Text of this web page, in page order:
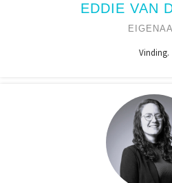
EDDIE VAN
Vinding.